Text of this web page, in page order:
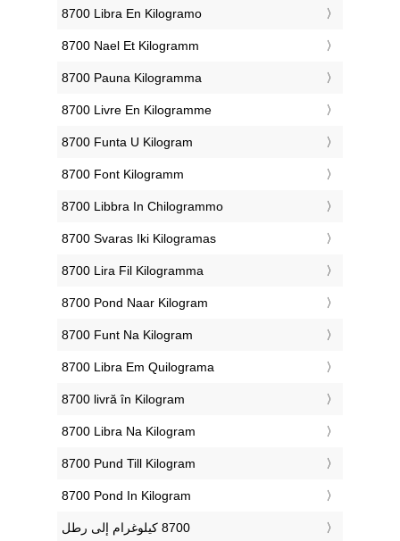
‎8700 Libra En Kilogramo
‎8700 Nael Et Kilogramm
‎8700 Pauna Kilogramma
‎8700 Livre En Kilogramme
‎8700 Funta U Kilogram
‎8700 Font Kilogramm
‎8700 Libbra In Chilogrammo
‎8700 Svaras Iki Kilogramas
‎8700 Lira Fil Kilogramma
‎8700 Pond Naar Kilogram
‎8700 Funt Na Kilogram
‎8700 Libra Em Quilograma
‎8700 livră în Kilogram
‎8700 Libra Na Kilogram
‎8700 Pund Till Kilogram
‎8700 Pond In Kilogram